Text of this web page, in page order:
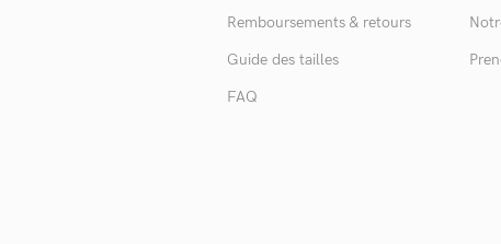
Remboursements & retours
Guide des tailles
FAQ